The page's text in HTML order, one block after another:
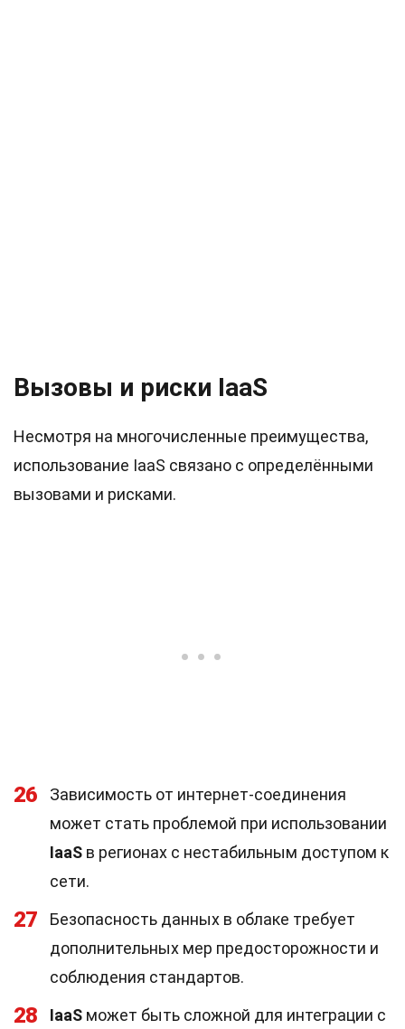
Вызовы и риски IaaS
Несмотря на многочисленные преимущества,
использование IaaS связано с определёнными
вызовами и рисками.
26
Зависимость от интернет-соединения
может стать проблемой при использовании
IaaS в регионах с нестабильным доступом к
сети.
27
Безопасность данных в облаке требует
дополнительных мер предосторожности и
соблюдения стандартов.
28 IaaS может быть сложной для интеграции с